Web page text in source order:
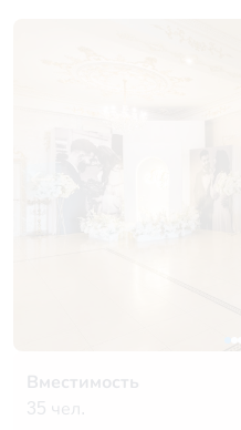
Вместимость
35 чел.